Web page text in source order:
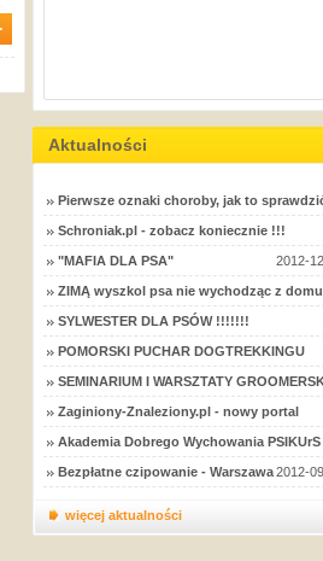
Aktualności
Pierwsze oznaki choroby, jak to
Schroniak.pl - zobacz koniecznie !!!
"MAFIA DLA PSA" 2012-
ZIMĄ wyszkol psa nie wychodząc z
SYLWESTER DLA PSÓW !!!!!!!
POMORSKI PUCHAR DOGTREKKINGU
SEMINARIUM I WARSZTATY
Zaginiony-Znaleziony.pl - nowy portal
Akademia Dobrego Wychowania
Bezpłatne czipowanie - Warszawa2012-
więcej aktualności